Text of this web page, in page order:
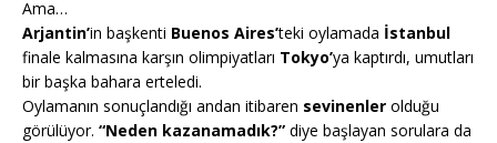
Ama…
Arjantin’in başkenti Buenos Aires’teki oylamada İstanbul
finale kalmasına karşın olimpiyatları Tokyo’ya kaptırdı, umutları
bir başka bahara erteledi.
Oylamanın sonuçlandığı andan itibaren sevinenler olduğu
görülüyor. “Neden kazanamadık?” diye başlayan sorulara da